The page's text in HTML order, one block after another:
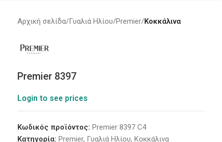
Αρχική σελίδα Γυαλιά Ηλίου Premier Κοκκάλινα
Premier 8397
Login to see prices
Κωδικός προϊόντος: Premier 8397 C4
Κατηγορία: Premier, Γυαλιά Ηλίου, Κοκκάλινα